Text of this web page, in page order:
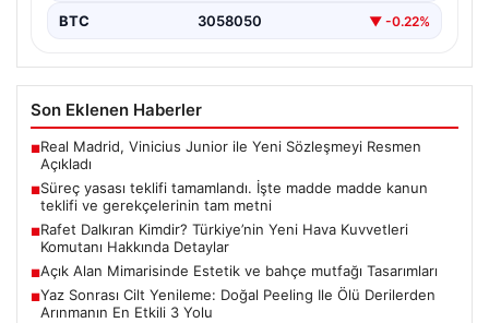
BTC 3058050 ▼ -0.22%
Son Eklenen Haberler
■Real Madrid, Vinicius Junior ile Yeni Sözleşmeyi Resmen
Açıkladı
■Süreç yasası teklifi tamamlandı. İşte madde madde kanun
teklifi ve gerekçelerinin tam metni
■Rafet Dalkıran Kimdir? Türkiye’nin Yeni Hava Kuvvetleri
Komutanı Hakkında Detaylar
■Açık Alan Mimarisinde Estetik ve bahçe mutfağı Tasarımları
■Yaz Sonrası Cilt Yenileme: Doğal Peeling Ile Ölü Derilerden
Arınmanın En Etkili 3 Yolu